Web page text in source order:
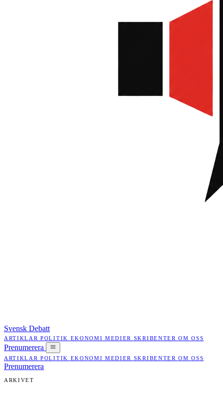
Svensk Debatt
ARTIKLARPOLITIK EKONOMIMEDIER SKRIBENTEROM OSS
Prenumerera
ARTIKLARPOLITIK EKONOMIMEDIER SKRIBENTEROM OSS
Prenumerera
ARKIVET